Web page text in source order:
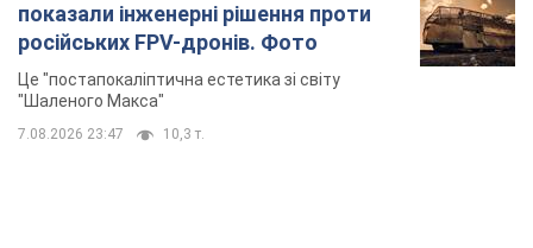
показали інженерні рішення проти
російських FPV-дронів. Фото
Це "постапокаліптична естетика зі світу
"Шаленого Макса"
7.08.2026 23:47 10,3 т.